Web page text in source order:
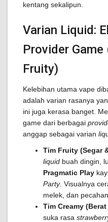
kentang sekalipun.
Varian Liquid:
Provider Game
Fruity)
Kelebihan utama vape
adalah varian rasanya
ini juga kerasa banget.
game dari berbagai
anggap sebagai varian
Tim Fruity (Segar
liquid buah dingin,
Pragmatic Play
Party. Visualnya
melek, dan
Tim Creamy
suka rasa